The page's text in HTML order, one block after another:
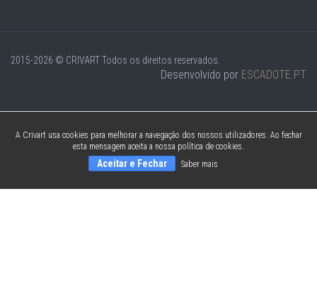
2015-2026 © CRIVARTTodos os direitos reservados.
Desenvolvido por ESCADOTE.PT
A Crivart usa cookies para melhorar a navegação dos nossos utilizadores. Ao fechar
esta mensagem aceita a nossa política de cookies.
Aceitar e Fechar Saber mais